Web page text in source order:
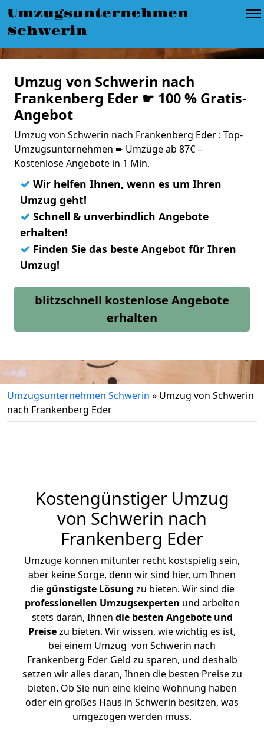
Umzugsunternehmen
Schwerin
Umzug von Schwerin nach
Frankenberg Eder ☛ 100 % Gratis-
Angebot
Umzug von Schwerin nach Frankenberg Eder : Top-
Umzugsunternehmen ➨ Umzüge ab 87€ –
Kostenlose Angebote in 1 Min.
✓ Wir helfen Ihnen, wenn es um Ihren
Umzug geht!
✓ Schnell & unverbindlich Angebote
erhalten!
✓ Finden Sie das beste Angebot für Ihren
Umzug!
blitzschnell kostenlose Angebote
erhalten
Umzugsunternehmen Schwerin » Umzug von Schwerin
nach Frankenberg Eder
Kostengünstiger Umzug
von Schwerin nach
Frankenberg Eder
Umzüge können mitunter recht kostspielig sein,
aber keine Sorge, denn wir sind hier, um Ihnen
diegünstigste Lösung zu bieten. Wir sind die
professionellen Umzugsexperten und arbeiten
stets daran, Ihnen die besten Angebote und
Preisezu bieten. Wir wissen, wie wichtig es ist,
bei einem Umzug von Schwerin nach
Frankenberg Eder Geld zu sparen, und deshalb
setzen wir alles daran, Ihnen die besten Preise zu
bieten. Ob Sie nun eine kleine Wohnung haben
oder ein großes Haus in Schwerin besitzen, was
umgezogen werden muss.